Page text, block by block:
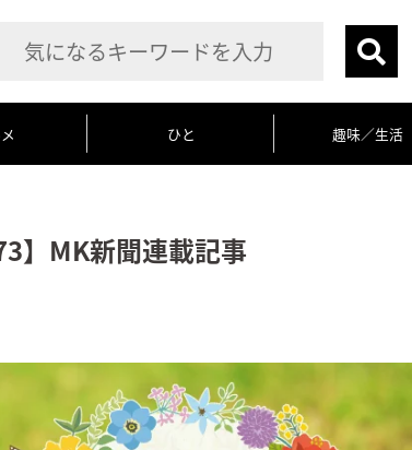
ひと 趣味／生活
】MK新聞連載記事